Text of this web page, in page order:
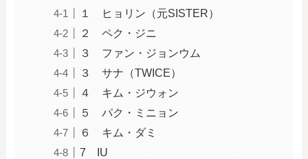
１ ヒョリン（元SISTER）
２ ペク・ジニ
３ ファン・ジョンウム
３ サナ（TWICE）
４ キム・ジウォン
５ パク・ミニョン
６ キム・ダミ
7 IU